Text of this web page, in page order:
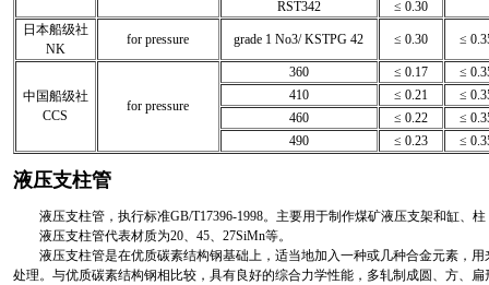
RST342
≤ 0.30
日本船级社
NK
for pressure grade 1 No3/ KSTPG 42 ≤ 0.30 ≤
中国船级社
CCS
for pressure
360 ≤ 0.17
≤
410
≤ 0.21
≤
460
≤ 0.22
≤
490
≤ 0.23 ≤
液压支柱管
液压支柱管，执行标准GB/T17396-1998。主要用于制作煤矿液压支架和缸、柱
液压支柱管代表材质为20、45、27SiMn等。
液压支柱管是在优质碳素结构钢基础上，适当地加入一种或几种合金元素，用
处理。与优质碳素结构钢相比较，具有良好的综合力学性能，多轧制成圆、方、